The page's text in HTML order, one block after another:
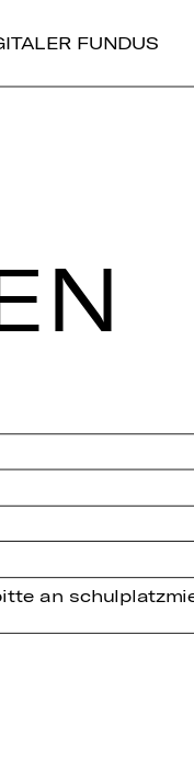
FUNDUS
an